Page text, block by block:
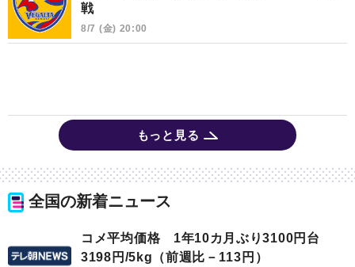
戦
8/7 (金) 20:00
もっと見る
全国の新着ニュース
コメ平均価格 1年10カ月ぶり3100円台
3198円/5kg（前週比－113円）